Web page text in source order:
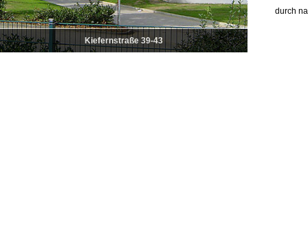
Kiefernstraße 39-43
durch